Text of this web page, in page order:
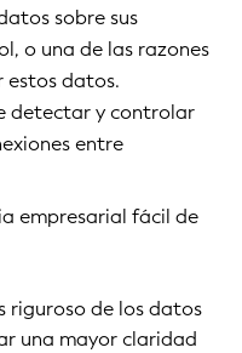
sobre sus
o una de las razones
datos.
detectar y controlar
entre
empresarial fácil de
riguroso de los datos
una mayor claridad